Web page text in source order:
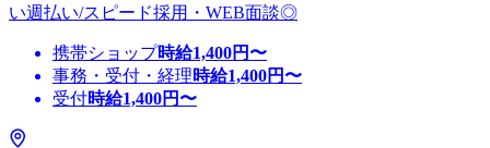
い週払い/スピード採用・WEB面談◎
携帯ショップ時給1,400円〜
事務・受付・経理時給1,400円〜
受付時給1,400円〜